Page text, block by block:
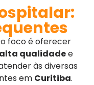
foco é oferecer
qualidadee
às diversas
em Curitiba.